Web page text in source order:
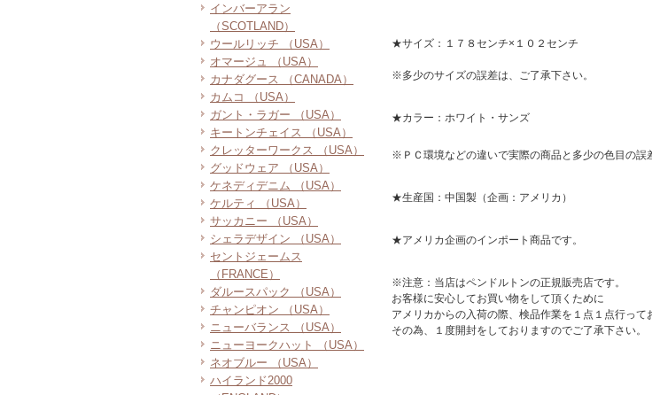
インバーアラン
（SCOTLAND）
ウールリッチ （USA）
オマージュ （USA）
カナダグース （CANADA）
カムコ （USA）
ガント・ラガー （USA）
キートンチェイス （USA）
クレッターワークス （USA）
グッドウェア （USA）
ケネディデニム （USA）
ケルティ （USA）
サッカニー （USA）
シェラデザイン （USA）
セントジェームス
（FRANCE）
ダルースパック （USA）
チャンピオン （USA）
ニューバランス （USA）
ニューヨークハット （USA）
ネオブルー （USA）
ハイランド2000
★サイズ：１７８センチ×１０２センチ
※多少のサイズの誤差は、ご了承下さい。
★カラー：ホワイト・サンズ
※ＰＣ環境などの違いで実際の商品と多少の色目の誤
★生産国：中国製（企画：アメリカ）
★アメリカ企画のインポート商品です。
※注意：当店はペンドルトンの正規販売店です。
お客様に安心してお買い物をして頂くために
アメリカからの入荷の際、検品作業を１点１点行って
その為、１度開封をしておりますのでご了承下さい。